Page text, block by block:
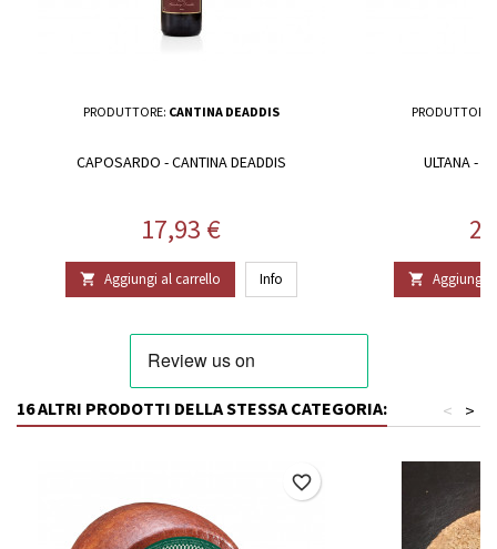
PRODUTTORE: CANTINA DEADDIS
CAPOSARDO - CANTINA DEADDIS
Prezzo
17,93 €
 Aggiungi al carrello Info
PRODUTTORE:
ULTANA -
 Aggiungi
16 ALTRI PRODOTTI DELLA STESSA CATEGORIA: >
<
favorite_border